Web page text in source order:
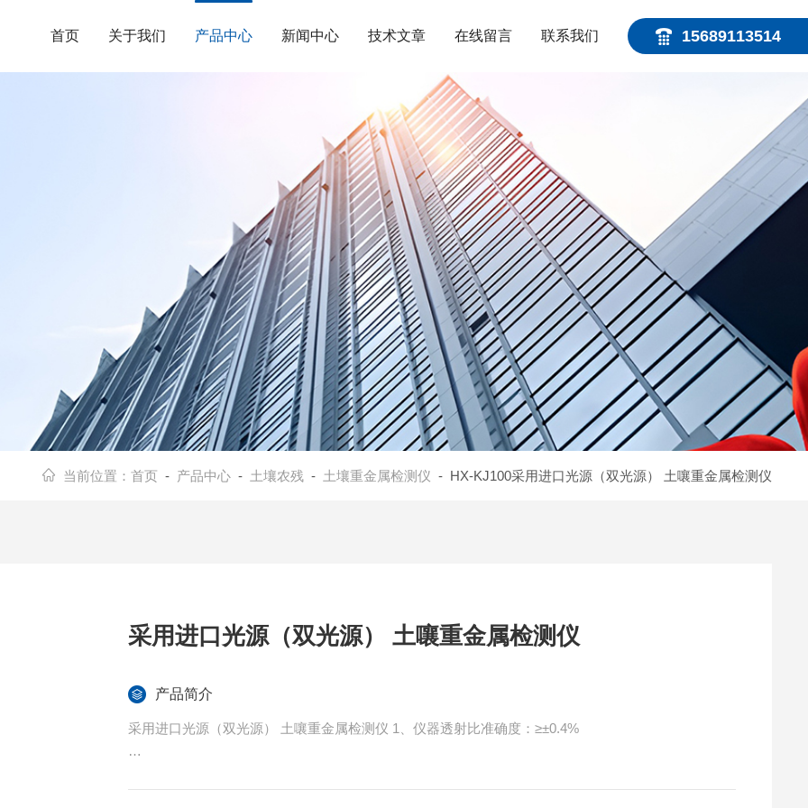
15689113514
首页 关于我们 产品中心 新闻中心 技术文章 在线留言 联系我们
当前位置： 首页 - 产品中心- 土壤农残- 土壤重金属检测仪 - HX-KJ100采用进口光源（双光源） 土嚷重金属检测仪
采用进口光源（双光源） 土嚷重金属检测仪
产品简介
采用进口光源（双光源） 土嚷重金属检测仪 1、仪器透射比准确度：≥±0.4%